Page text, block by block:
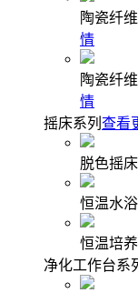
陶瓷纤
情
陶瓷纤
情
摇床系列 查看
脱色摇
恒温水
恒温培
净化工作台系